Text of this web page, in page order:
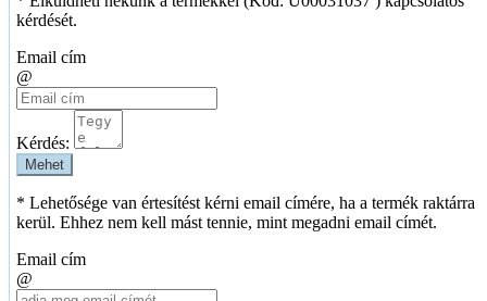
kérdését.
Email cím
@
Kérdés:
Mehet
* Lehetősége van értesítést kérni email címére, ha a termék raktárra
kerül. Ehhez nem kell mást tennie, mint megadni email címét.
Email cím
@